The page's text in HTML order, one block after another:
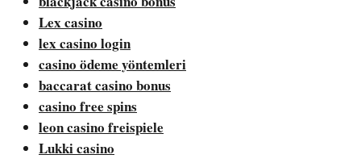
Lex casino
lex casino login
casino ödeme yöntemleri
baccarat casino bonus
casino free spins
leon casino freispiele
Lukki casino